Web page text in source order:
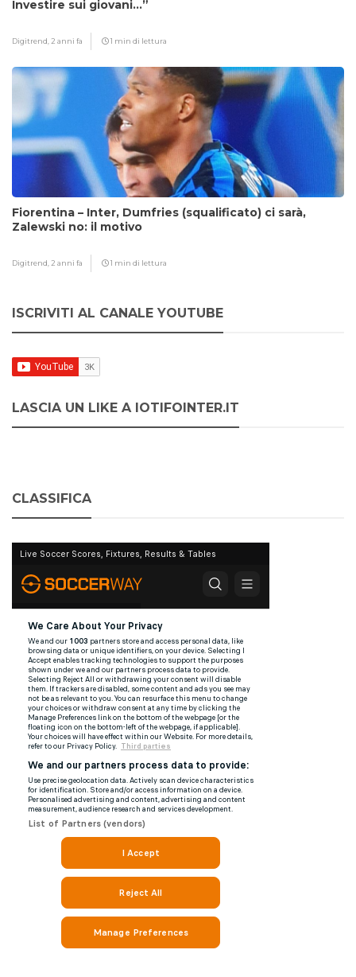
Investire sui giovani…”
Digitrend, 2 anni fa 1 min di lettura
Fiorentina – Inter, Dumfries (squalificato) ci sarà,
Zalewski no: il motivo
Digitrend, 2 anni fa 1 min di lettura
ISCRIVITI AL CANALE YOUTUBE
LASCIA UN LIKE A IOTIFOINTER.IT
CLASSIFICA